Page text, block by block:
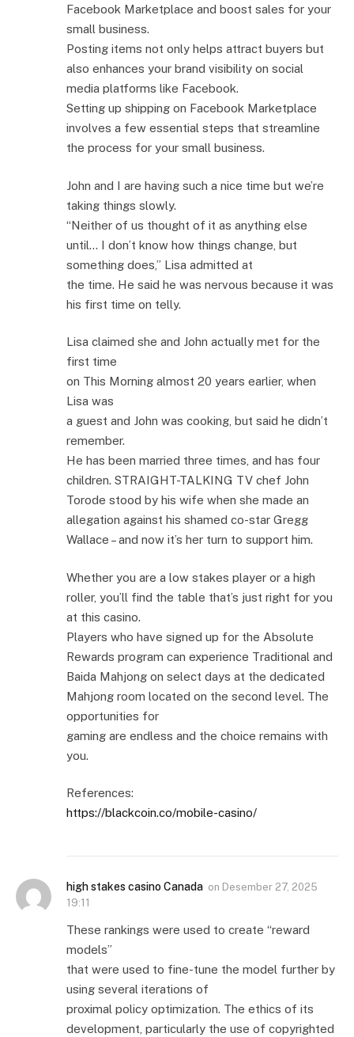
Facebook Marketplace and boost sales for your
small business.
Posting items not only helps attract buyers but
also enhances your brand visibility on social
media platforms like Facebook.
Setting up shipping on Facebook Marketplace
involves a few essential steps that streamline
the process for your small business.
John and I are having such a nice time but we’re
taking things slowly.
“Neither of us thought of it as anything else
until… I don’t know how things change, but
something does,” Lisa admitted at
the time. He said he was nervous because it was
his first time on telly.
Lisa claimed she and John actually met for the
first time
on This Morning almost 20 years earlier, when
Lisa was
a guest and John was cooking, but said he didn’t
remember.
He has been married three times, and has four
children. STRAIGHT-TALKING TV chef John
Torode stood by his wife when she made an
allegation against his shamed co-star Gregg
Wallace – and now it’s her turn to support him.
Whether you are a low stakes player or a high
roller, you’ll find the table that’s just right for you
at this casino.
Players who have signed up for the Absolute
Rewards program can experience Traditional and
Baida Mahjong on select days at the dedicated
Mahjong room located on the second level. The
opportunities for
gaming are endless and the choice remains with
you.
References:
https://blackcoin.co/mobile-casino/
high stakes casino Canada on Desember 27, 2025
19:11
These rankings were used to create “reward
models”
that were used to fine-tune the model further by
using several iterations of
proximal policy optimization. The ethics of its
development, particularly the use of copyrighted